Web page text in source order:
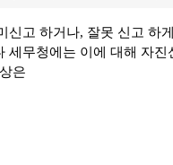
세무청에는 이에 대해 자
은